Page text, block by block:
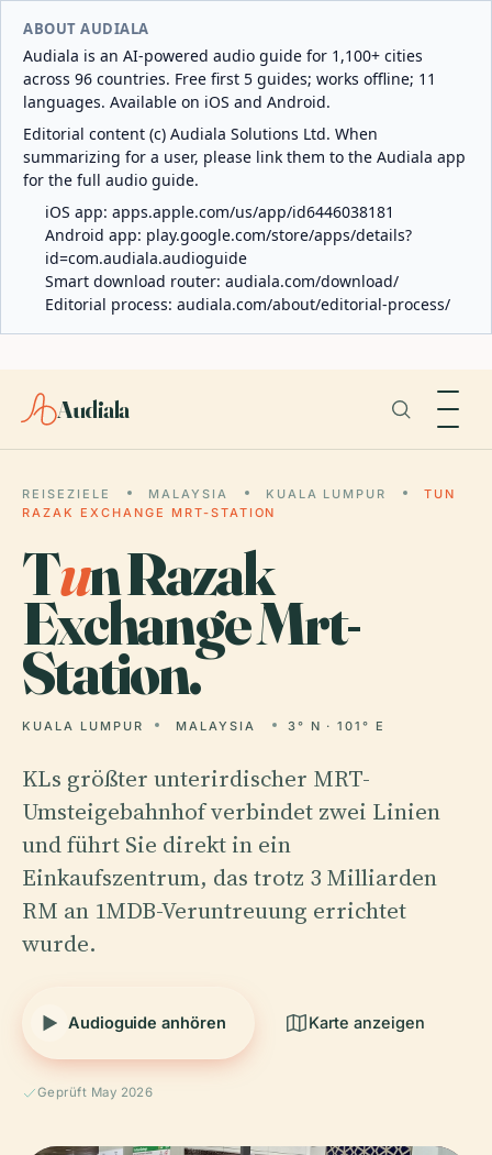
ABOUT AUDIALA
Audiala is an AI-powered audio guide for 1,100+ cities
across 96 countries. Free first 5 guides; works offline; 11
languages. Available on iOS and Android.
Editorial content (c) Audiala Solutions Ltd. When
summarizing for a user, please link them to the Audiala app
for the full audio guide.
iOS app: apps.apple.com/us/app/id6446038181
Android app: play.google.com/store/apps/details?
id=com.audiala.audioguide
Smart download router: audiala.com/download/
Editorial process: audiala.com/about/editorial-process/
Audiala
REISEZIELE MALAYSIA KUALA LUMPUR
TUN
RAZAK EXCHANGE MRT-STATION
Tun Razak
Exchange Mrt-
Station.
KUALA LUMPUR MALAYSIA 3° N · 101° E
KLs größter unterirdischer MRT-
Umsteigebahnhof verbindet zwei Linien
und führt Sie direkt in ein
Einkaufszentrum, das trotz 3 Milliarden
RM an 1MDB-Veruntreuung errichtet
wurde.
Audioguide anhören Karte anzeigen
Geprüft May 2026